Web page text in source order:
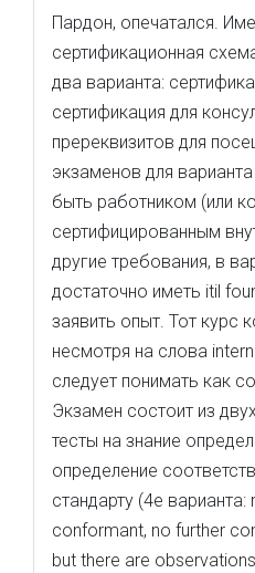
Пардон, опечатался.
сертификационная
два варианта:
сертификация для
пререквизитов для
экзаменов для
быть работником (или
сертифицированным
другие требования, в
достаточно иметь itil
заявить опыт. Тот курс
несмотря на слова
следует понимать как
Экзамен состоит из
тесты на знание
определение
стандарту (4е
conformant, no further
but there are